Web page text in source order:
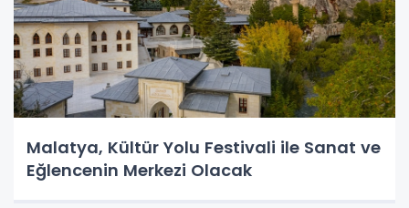
Malatya, Kültür Yolu Festivali ile Sanat ve
Eğlencenin Merkezi Olacak